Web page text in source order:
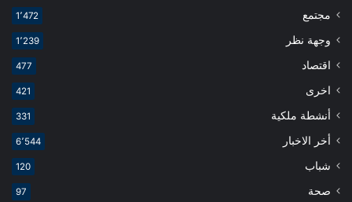
مجتمع 1٬472
وجهة نظر 1٬239
اقتصاد 477
اخرى 421
أنشطة ملكية 331
أخر الاخبار 6٬544
شباب 120
صحة 97